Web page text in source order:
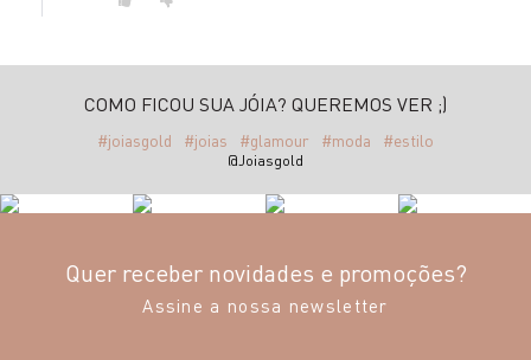
COMO FICOU SUA JÓIA? QUEREMOS VER ;)
#joiasgold #joias #glamour #moda #estilo
@Joiasgold
Quer receber novidades e promoções?
Assine a nossa newsletter